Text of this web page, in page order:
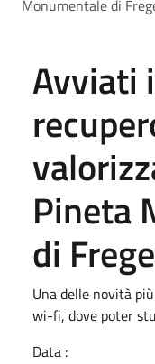
Monumentale di
Avviati
Pineta
di
Una delle novità
wi-fi, dove poter
Data :